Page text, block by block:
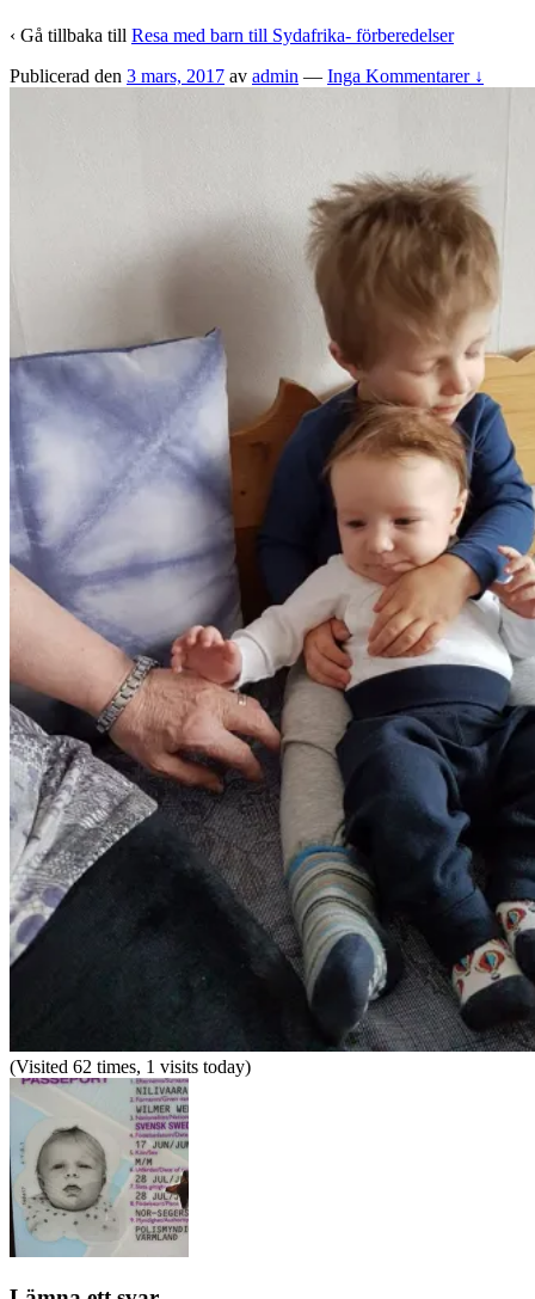
‹ Gå tillbaka till Resa med barn till Sydafrika- förberedelser
Publicerad den 3 mars, 2017 av admin — Inga Kommentarer ↓
(Visited 62 times, 1 visits today)